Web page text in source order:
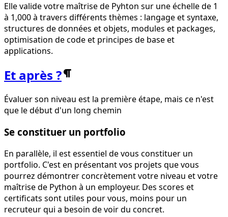
Elle valide votre maîtrise de Pyhton sur une échelle de 1
à 1,000 à travers différents thèmes : langage et syntaxe,
structures de données et objets, modules et packages,
optimisation de code et principes de base et
applications.
Et après ?
Évaluer son niveau est la première étape, mais ce n'est
que le début d'un long chemin
Se constituer un portfolio
En parallèle, il est essentiel de vous constituer un
portfolio. C'est en présentant vos projets que vous
pourrez démontrer concrètement votre niveau et votre
maîtrise de Python à un employeur. Des scores et
certificats sont utiles pour vous, moins pour un
recruteur qui a besoin de voir du concret.